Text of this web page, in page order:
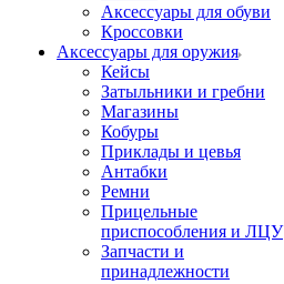
Аксессуары для обуви
Кроссовки
Аксессуары для оружия
Кейсы
Затыльники и гребни
Магазины
Кобуры
Приклады и цевья
Антабки
Ремни
Прицельные
приспособления и ЛЦУ
Запчасти и
принадлежности